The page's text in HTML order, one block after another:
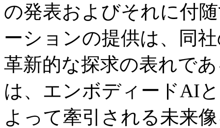
の発表およびそれに付
ーションの提供は、同
革新的な探求の表れで
は、エンボディードAI
よって牽引される未来